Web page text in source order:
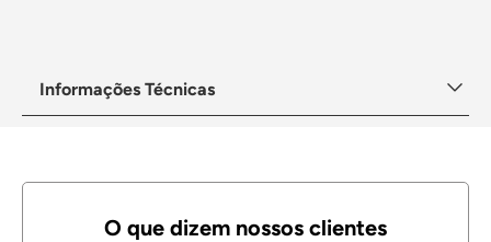
Informações Técnicas